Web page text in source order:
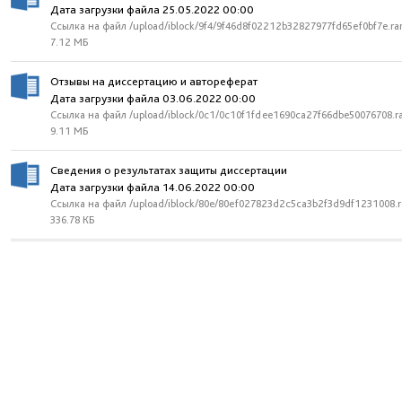
Дата загрузки файла 25.05.2022 00:00
Ссылка на файл /upload/iblock/9f4/9f46d8f02212b32827977fd65ef0bf7e.rar
7.12 МБ
Отзывы на диссертацию и автореферат
Дата загрузки файла 03.06.2022 00:00
Ссылка на файл /upload/iblock/0c1/
9.11 МБ
Сведения о результатах защиты диссертации
Дата загрузки файла 14.06.2022 00:00
Ссылка на файл /upload/iblock/80e/
336.78 КБ